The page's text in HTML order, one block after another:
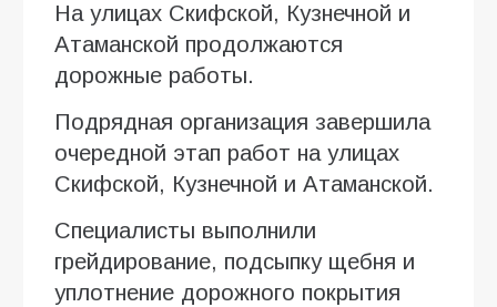
На улицах Скифской, Кузнечной и
Атаманской продолжаются
дорожные работы.
Подрядная организация завершила
очередной этап работ на улицах
Скифской, Кузнечной и Атаманской.
Специалисты выполнили
грейдирование, подсыпку щебня и
уплотнение дорожного покрытия